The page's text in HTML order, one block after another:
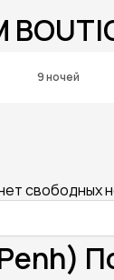
9 ночей
свободных